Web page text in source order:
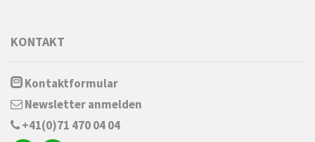
KONTAKT
Kontaktformular
Newsletter anmelden
+41(0)71 470 04 04